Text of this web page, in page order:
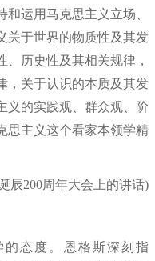
运用马克思主义立场、
关于世界的物质性及其发
历史性及其相关规律，
，关于认识的本质及其发
义的实践观、群众观、阶
思主义这个看家本领学精
200周年大会上的讲话)
态度。恩格斯深刻指